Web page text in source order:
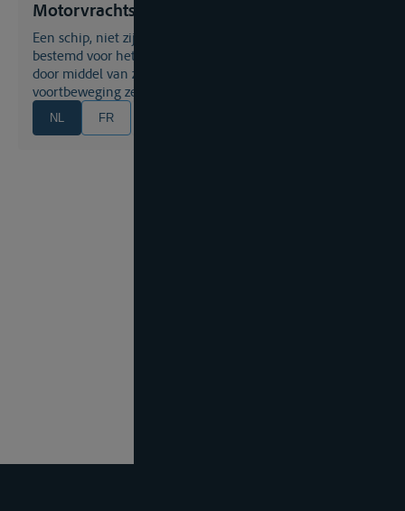
Motorvrachtschip
Een schip, niet zijnde een motortankschip, dat is
bestemd voor het vervoer van goederen en gebouwd om
door middel van zijn eigen mechanische middelen tot
voortbeweging zelfstandig te varen
NL FR